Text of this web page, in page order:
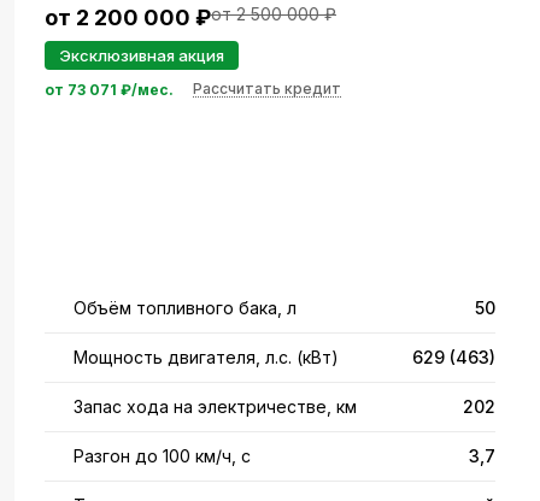
от 2 200 000 ₽от 2 500 000 ₽
Эксклюзивная акция
от 73 071 ₽/мес. Рассчитать кредит
Объём топливного бака, л 50
Мощность двигателя, л.с. (кВт) 629 (463)
Запас хода на электричестве, км 202
Разгон до 100 км/ч, с 3,7